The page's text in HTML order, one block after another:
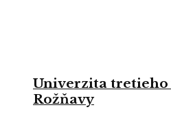
Univerzita tretieho
Rožňavy